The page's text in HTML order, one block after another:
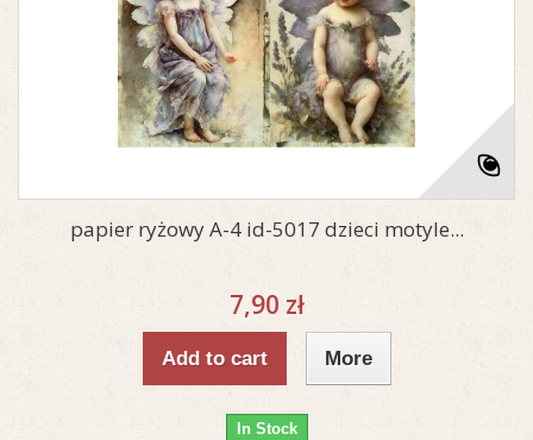
papier ryżowy A-4 id-5017 dzieci motyle...
7,90 zł
Add to cart More
In Stock